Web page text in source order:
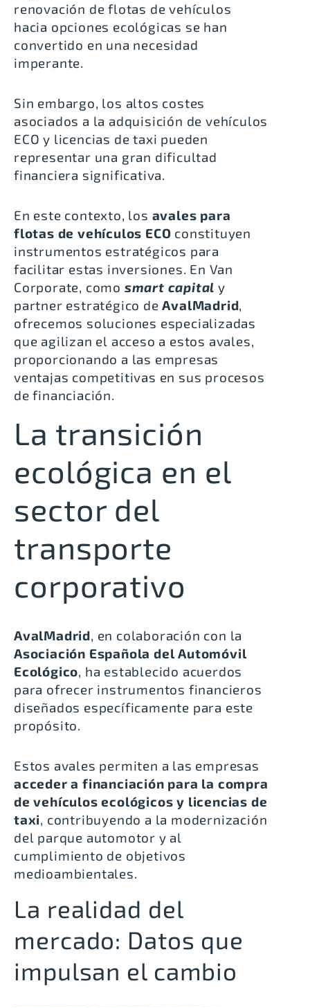
renovación de flotas de vehículos
hacia opciones ecológicas se han
convertido en una necesidad
imperante.
Sin embargo, los altos costes
asociados a la adquisición de vehículos
ECO y licencias de taxi pueden
representar una gran dificultad
financiera significativa.
En este contexto, los avales para
flotas de vehículos ECO constituyen
instrumentos estratégicos para
facilitar estas inversiones. En Van
Corporate, como smart capital y
partner estratégico deAvalMadrid,
ofrecemos soluciones especializadas
que agilizan el acceso a estos avales,
proporcionando a las empresas
ventajas competitivas en sus procesos
de financiación.
La transición
ecológica en el
sector del
transporte
corporativo
AvalMadrid, en colaboración con la
Asociación Española del Automóvil
Ecológico, ha establecido acuerdos
para ofrecer instrumentos financieros
diseñados específicamente para este
propósito.
Estos avales permiten a las empresas
acceder a financiación para la compra
de vehículos ecológicos y licencias de
taxi, contribuyendo a la modernización
del parque automotor y al
cumplimiento de objetivos
medioambientales.
La realidad del
mercado: Datos que
impulsan el cambio